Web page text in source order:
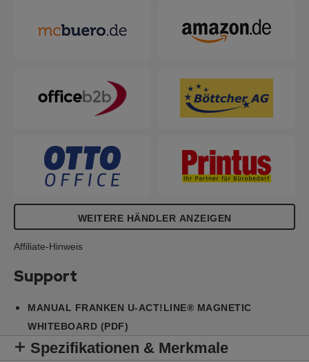
weltweit anerkannte EU-Umweltzeichen, das für
gesamten Produktlebenszyklus
gewährleistet. Silbereloxierter Aluminiumrahmen,
inkl. Ablageschale und Zubehör für die
und kann wahlweise im Hoch- oder Querformat
erfolgen. 5 Jahre Herstellergarantie.
WEITERE HÄNDLER ANZEIGEN
Affiliate-Hinweis
Support
MANUAL FRANKEN U-ACT!LINE® MAGNETIC
WHITEBOARD (PDF)
Spezifikationen & Merkmale